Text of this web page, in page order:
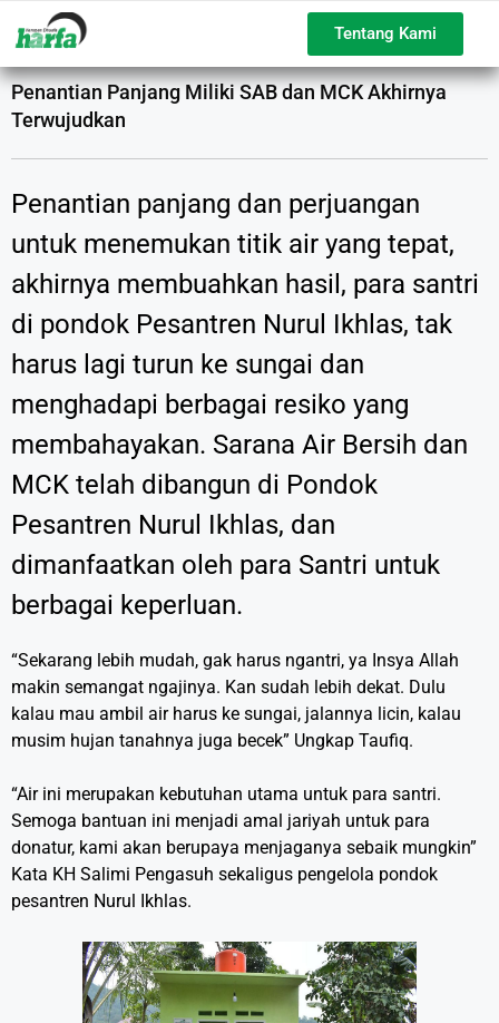
Tentang Kami
Penantian Panjang Miliki SAB dan MCK Akhirnya
Terwujudkan
Penantian panjang dan perjuangan
untuk menemukan titik air yang tepat,
akhirnya membuahkan hasil, para santri
di pondok Pesantren Nurul Ikhlas, tak
harus lagi turun ke sungai dan
menghadapi berbagai resiko yang
membahayakan. Sarana Air Bersih dan
MCK telah dibangun di Pondok
Pesantren Nurul Ikhlas, dan
dimanfaatkan oleh para Santri untuk
berbagai keperluan.
“Sekarang lebih mudah, gak harus ngantri, ya Insya Allah
makin semangat ngajinya. Kan sudah lebih dekat. Dulu
kalau mau ambil air harus ke sungai, jalannya licin, kalau
musim hujan tanahnya juga becek” Ungkap Taufiq.
“Air ini merupakan kebutuhan utama untuk para santri.
Semoga bantuan ini menjadi amal jariyah untuk para
donatur, kami akan berupaya menjaganya sebaik mungkin”
Kata KH Salimi Pengasuh sekaligus pengelola pondok
pesantren Nurul Ikhlas.